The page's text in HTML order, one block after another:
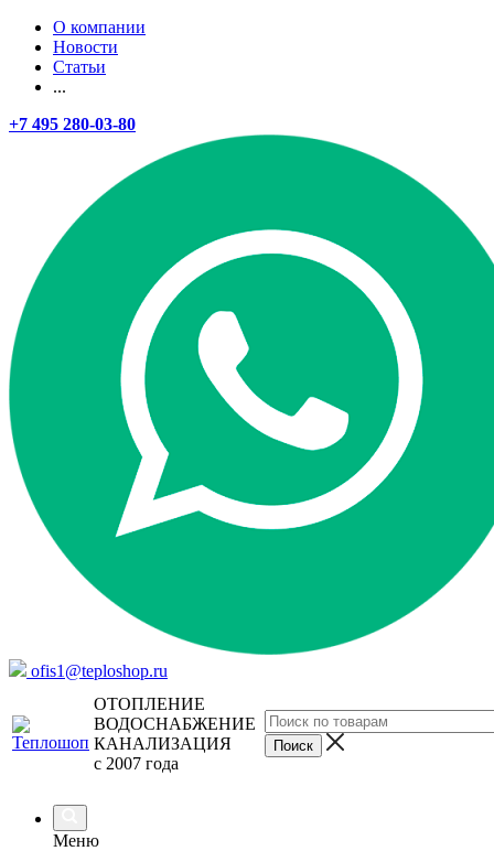
О компании
Новости
Статьи
...
+7 495 280-03-80
ofis1@teploshop.ru
ОТОПЛЕНИЕ
ВОДОСНАБЖЕНИЕ
КАНАЛИЗАЦИЯ
с 2007 года
Меню